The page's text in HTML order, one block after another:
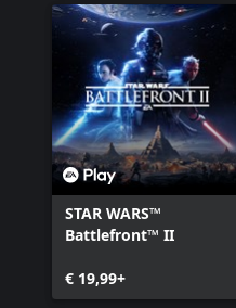
STAR WARS™
Battlefront™ II
€ 19,99+